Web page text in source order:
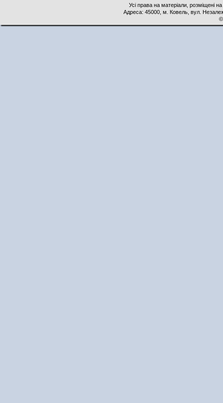
Усі права на матеріали, розміщені
Адреса: 45000, м. Ковель, вул.